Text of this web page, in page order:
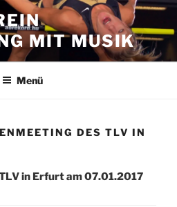
MIT MUSIK
Menü
DES TLV IN
in Erfurt am 07.01.2017